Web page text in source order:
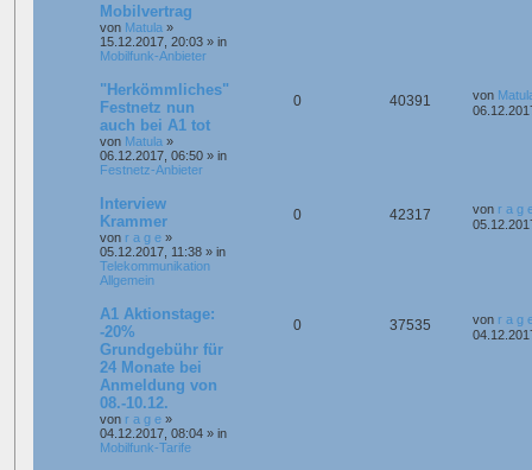
Mobilvertrag
von Matula »
15.12.2017, 20:03 » in
Mobilfunk-Anbieter
"Herkömmliches"
Festnetz nun
auch bei A1 tot
von Matula »
06.12.2017, 06:50 » in
Festnetz-Anbieter
0 40391 von
Interview
Krammer
von r a g e »
05.12.2017, 11:38 » in
Telekommunikation
Allgemein
0 42317 von r a g
A1 Aktionstage:
-20%
Grundgebühr für
24 Monate bei
Anmeldung von
08.-10.12.
von r a g e »
04.12.2017, 08:04 » in
Mobilfunk-Tarife
0 37535 von r a g